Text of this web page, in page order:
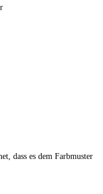
dass es dem Farbmuster